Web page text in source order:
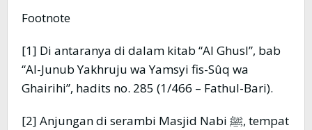
Footnote
[1] Di antaranya di dalam kitab “Al Ghusl”, bab
“Al-Junub Yakhruju wa Yamsyi fis-Sûq wa
Ghairihi”, hadits no. 285 (1/466 – Fathul-Bari).
[2] Anjungan di serambi Masjid Nabi ﷺ, tempat